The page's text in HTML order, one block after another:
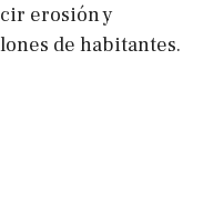
erosión y
de habitantes.